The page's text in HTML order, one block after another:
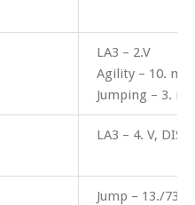
LA3 – 2.V
Agility – 10.
Jumping – 3.
LA3 – 4. V, DIS
Jump – 13./73,